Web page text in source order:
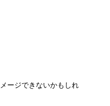
ージできないかもしれ